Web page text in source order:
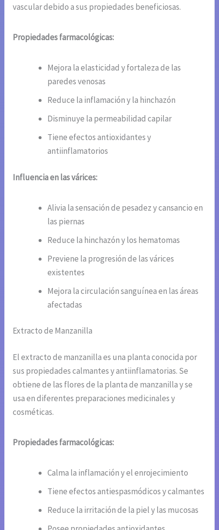
vascular debido a sus propiedades beneficiosas.
Propiedades farmacológicas:
Mejora la elasticidad y fortaleza de las
paredes venosas
Reduce la inflamación y la hinchazón
Disminuye la permeabilidad capilar
Tiene efectos antioxidantes y
antiinflamatorios
Influencia en las várices:
Alivia la sensación de pesadez y cansancio en
las piernas
Reduce la hinchazón y los hematomas
Previene la progresión de las várices
existentes
Mejora la circulación sanguínea en las áreas
afectadas
Extracto de Manzanilla
El extracto de manzanilla es una planta conocida por
sus propiedades calmantes y antiinflamatorias. Se
obtiene de las flores de la planta de manzanilla y se
usa en diferentes preparaciones medicinales y
cosméticas.
Propiedades farmacológicas:
Calma la inflamación y el enrojecimiento
Tiene efectos antiespasmódicos y calmantes
Reduce la irritación de la piel y las mucosas